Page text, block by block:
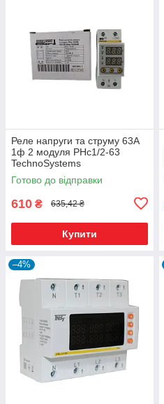
Реле напруги та струму 63A
1ф 2 модуля РНс1/2-63
TechnoSystems
Готово до відправки
610 ₴ 635,42 ₴
Купити
–4%